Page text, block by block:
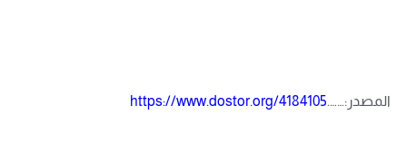
المصدر:…….https://www.dostor.org/4184105